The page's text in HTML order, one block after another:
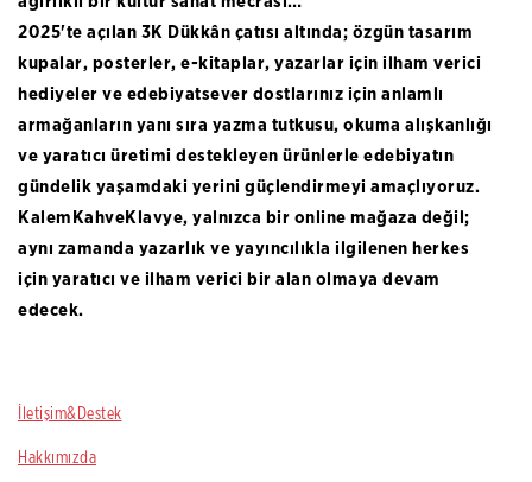
2025'te açılan 3K Dükkân çatısı altında; özgün tasarım
kupalar, posterler, e-kitaplar, yazarlar için ilham verici
hediyeler ve edebiyatsever dostlarınız için anlamlı
armağanların yanı sıra yazma tutkusu, okuma alışkanlığı
ve yaratıcı üretimi destekleyen ürünlerle edebiyatın
gündelik yaşamdaki yerini güçlendirmeyi amaçlıyoruz.
KalemKahveKlavye, yalnızca bir online mağaza değil;
aynı zamanda yazarlık ve yayıncılıkla ilgilenen herkes
için yaratıcı ve ilham verici bir alan olmaya devam
edecek.
İletişim&Destek
Hakkımızda